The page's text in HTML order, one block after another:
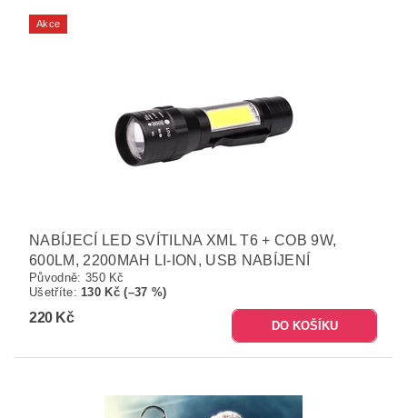
Akce
NABÍJECÍ LED SVÍTILNA XML T6 + COB 9W,
600LM, 2200MAH LI-ION, USB NABÍJENÍ
Původně: 350 Kč
Ušetříte:130 Kč (–37 %)
220 Kč